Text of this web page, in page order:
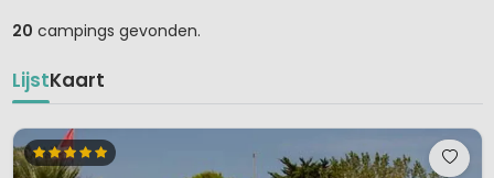
een mediterraan klimaat met hete en droge zomers.
Ideale ligging voor jouw droomvakantie
De wijnliefhebber zal zich als een vis in het water voelen.
Languedoc-Roussillon is de grootste wijnstreek van Frankrijk.
20 campings gevonden.
LijstKaart